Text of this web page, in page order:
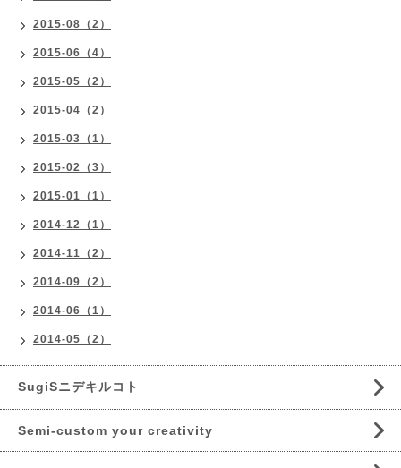
2015-08（2）
2015-06（4）
2015-05（2）
2015-04（2）
2015-03（1）
2015-02（3）
2015-01（1）
2014-12（1）
2014-11（2）
2014-09（2）
2014-06（1）
2014-05（2）
SugiSニデキルコト
Semi-custom your creativity